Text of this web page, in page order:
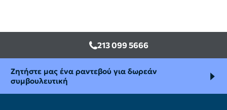
213 099 5666
Ζητήστε μας ένα ραντεβού για δωρεάν
συμβουλευτική